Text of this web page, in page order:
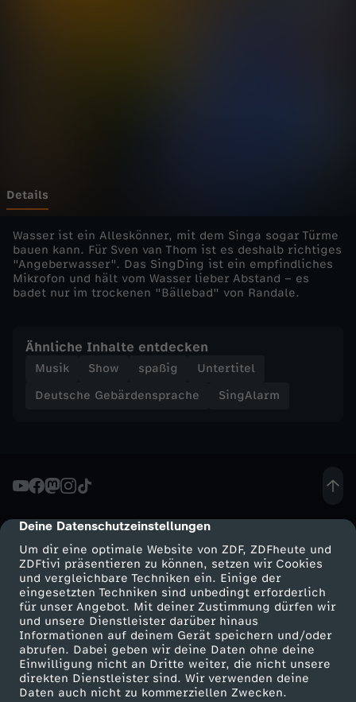
cmp-dialog-description
Deine Datenschutzeinstellungen
Um dir eine optimale Website von ZDF, ZDFheute und
ZDFtivi präsentieren zu können, setzen wir Cookies
und vergleichbare Techniken ein. Einige der
eingesetzten Techniken sind unbedingt erforderlich
für unser Angebot. Mit deiner Zustimmung dürfen wir
und unsere Dienstleister darüber hinaus
Informationen auf deinem Gerät speichern und/oder
abrufen. Dabei geben wir deine Daten ohne deine
Einwilligung nicht an Dritte weiter, die nicht unsere
direkten Dienstleister sind. Wir verwenden deine
Daten auch nicht zu kommerziellen Zwecken.
s
s
e
a
l
!
Details
Wasser ist ein Alleskönner, mit dem Singa sogar Türme
bauen kann. Für Sven van Thom ist es deshalb richtiges
"Angeberwasser". Das SingDing ist ein empfindliches
Mikrofon und hält vom Wasser lieber Abstand – es
badet nur im trockenen "Bällebad" von Randale.
Ähnliche Inhalte entdecken
Musik Show spaßig
Untertitel
Deutsche Gebärdensprache
SingAlarm
Mehr ZDF
ZDF-Apps
Smart TV
ZDFtext
Service
ZDFmitreden
Kontakt zum ZDF
Tickets